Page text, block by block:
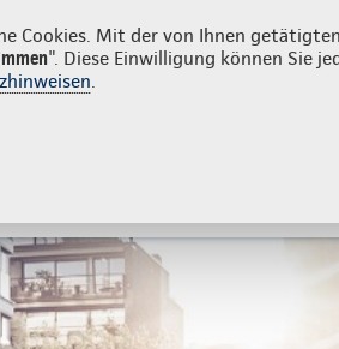
Cookies. Mit der von Ihnen
". Diese Einwilligung können Sie
.